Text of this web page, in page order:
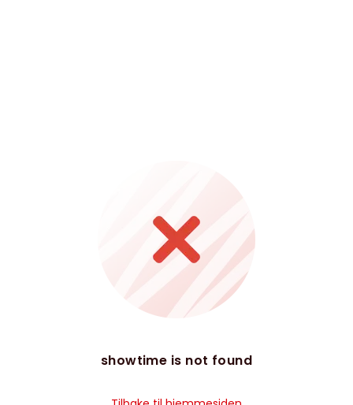
showtime is not found